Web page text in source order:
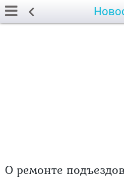
О ремонте